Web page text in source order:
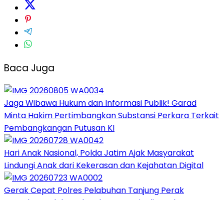
Baca Juga
Jaga Wibawa Hukum dan Informasi Publik! Garad
Minta Hakim Pertimbangkan Substansi Perkara Terkait
Pembangkangan Putusan KI
Hari Anak Nasional, Polda Jatim Ajak Masyarakat
Lindungi Anak dari Kekerasan dan Kejahatan Digital
Gerak Cepat Polres Pelabuhan Tanjung Perak